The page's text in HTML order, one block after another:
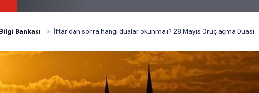
Bilgi Bankası İftar'dan sonra hangi dualar okunmalı? 28 Mayıs Oruç açma Duası